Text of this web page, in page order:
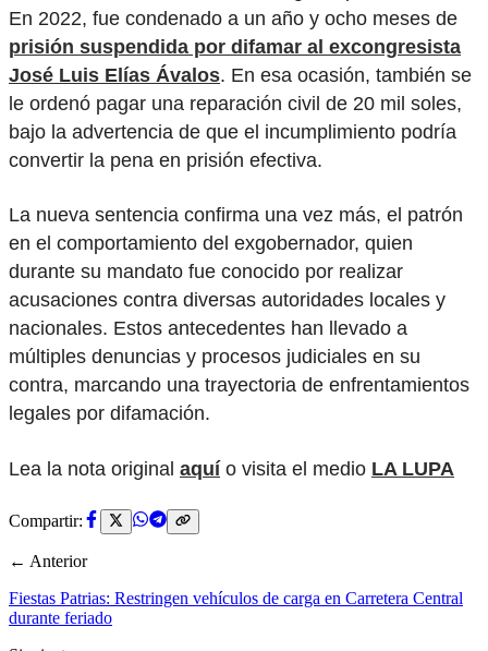
En 2022, fue condenado a un año y ocho meses de
prisión suspendida por difamar al excongresista
José Luis Elías Ávalos. En esa ocasión, también se
le ordenó pagar una reparación civil de 20 mil soles,
bajo la advertencia de que el incumplimiento podría
convertir la pena en prisión efectiva.
La nueva sentencia confirma una vez más, el patrón
en el comportamiento del exgobernador, quien
durante su mandato fue conocido por realizar
acusaciones contra diversas autoridades locales y
nacionales. Estos antecedentes han llevado a
múltiples denuncias y procesos judiciales en su
contra, marcando una trayectoria de enfrentamientos
legales por difamación.
Lea la nota original aquío visita el medio LA LUPA
Compartir:
← Anterior
Fiestas Patrias: Restringen vehículos de carga en Carretera Central
durante feriado